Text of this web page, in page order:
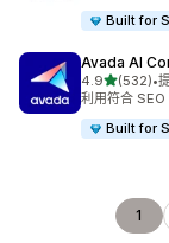
Built for
Avada AI
4.9星（满分
(532)
总共 532 条评
•
利用符合 SEO
Built for
1